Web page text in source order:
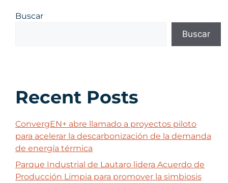
Buscar
Buscar
Recent Posts
ConvergEN+ abre llamado a proyectos piloto
para acelerar la descarbonización de la demanda
de energía térmica
Parque Industrial de Lautaro lidera Acuerdo de
Producción Limpia para promover la simbiosis